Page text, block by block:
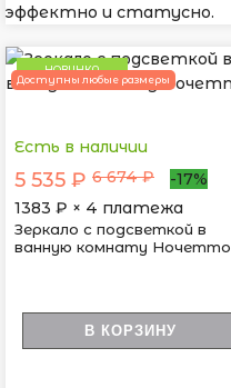
эффектно и статусно.
НОВИНКА
Доступны любые размеры
Есть в наличии
5 535 ₽ 6 674 ₽
-17%
1383 ₽ × 4 платежа
Зеркало с подсветкой в
ванную комнату Ночетто
В КОРЗИНУ